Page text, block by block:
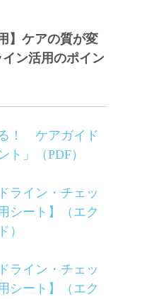
】ケアの質が変
ン活用のポイン
る！ ケアガイド
ト」（PDF）
ライン・チェッ
シート】（エク
）
ライン・チェッ
シート】（エク